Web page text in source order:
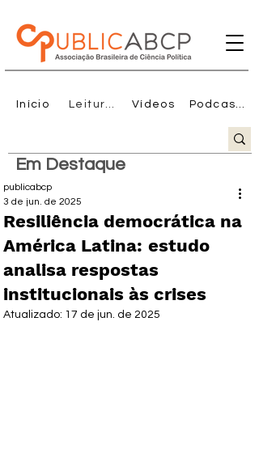
Início Vídeos
Em Destaque
Resiliência democrática na
América Latina: estudo
analisa respostas
institucionais às crises
publicabcp
3 de jun. de 2025
Atualizado: 17 de jun. de 2025